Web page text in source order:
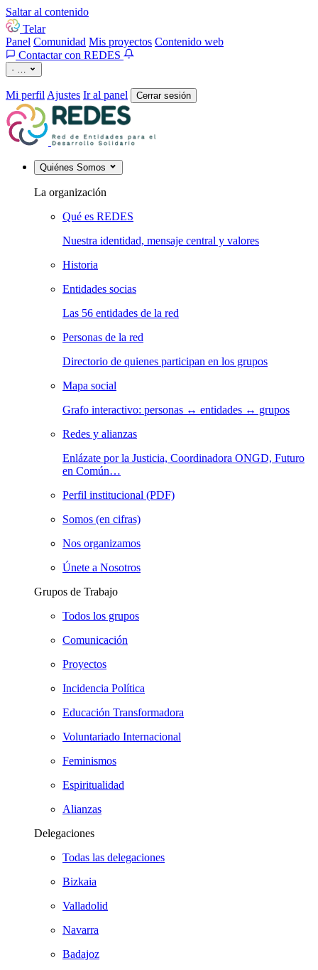
Saltar al contenido
Telar
Panel Comunidad Mis proyectos Contenido web
Contactar con REDES
· …
Mi perfil Ajustes Ir al panel Cerrar sesión
Quiénes Somos
La organización
Qué es REDES
Nuestra identidad, mensaje central y valores
Historia
Entidades socias
Las 56 entidades de la red
Personas de la red
Directorio de quienes participan en los grupos
Mapa social
Grafo interactivo: personas ↔ entidades ↔ grupos
Redes y alianzas
Enlázate por la Justicia, Coordinadora ONGD, Futuro
en Común…
Perfil institucional (PDF)
Somos (en cifras)
Nos organizamos
Únete a Nosotros
Grupos de Trabajo
Todos los grupos
Comunicación
Proyectos
Incidencia Política
Educación Transformadora
Voluntariado Internacional
Feminismos
Espiritualidad
Alianzas
Delegaciones
Todas las delegaciones
Bizkaia
Valladolid
Navarra
Badajoz